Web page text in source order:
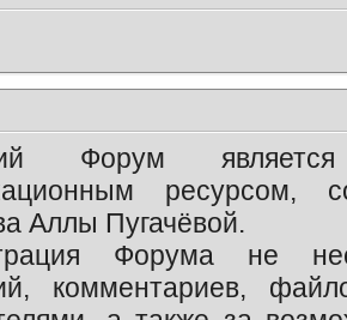
Форум является
ресурсом,
Аллы Пугачёвой.
Форума не
комментариев,